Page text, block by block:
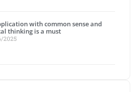
with common sense and
thinking is a must
2025